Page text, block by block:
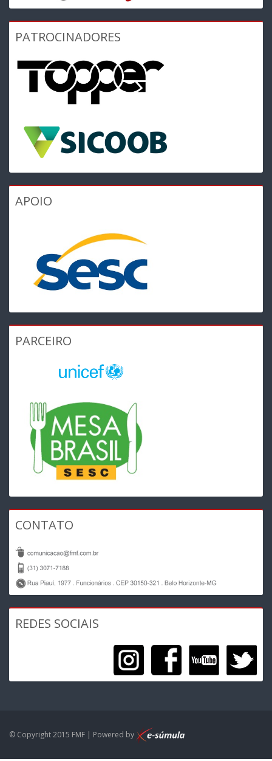
PATROCINADORES
APOIO
PARCEIRO
CONTATO
REDES SOCIAIS
© Copyright 2015 FMF | Powered by